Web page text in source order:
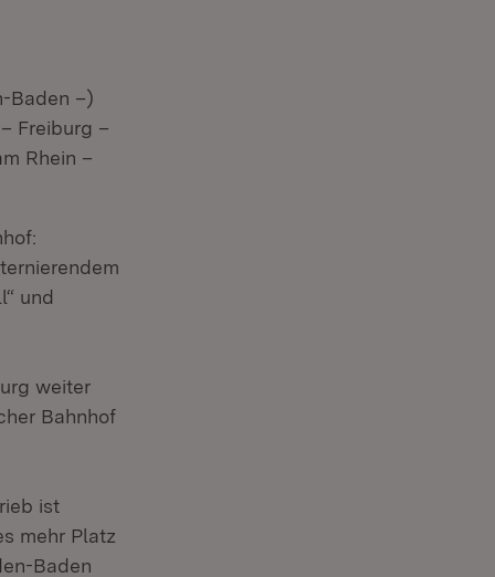
Baden –)
Freiburg –
Rhein –
und
weiter
Bahnhof
ist
mehr Platz
Baden